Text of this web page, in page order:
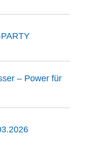
– Power für